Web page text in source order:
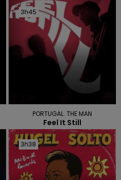
3h45
3h45
PORTUGAL. THE MAN
Feel It Still
3h38
3h38